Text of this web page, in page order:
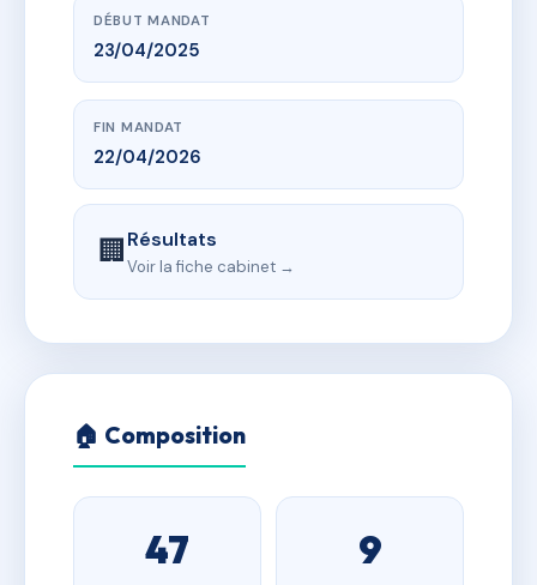
DÉBUT MANDAT
23/04/2025
FIN MANDAT
22/04/2026
🏢Résultats
Voir la fiche cabinet →
🏠 Composition
47 9